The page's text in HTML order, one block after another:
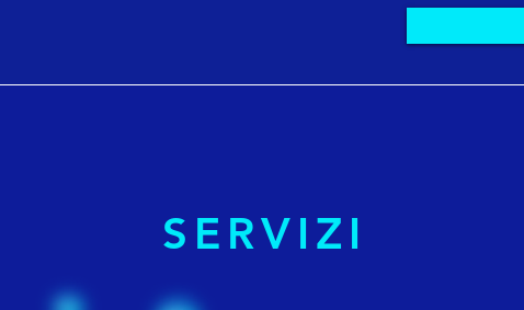
SERVIZI